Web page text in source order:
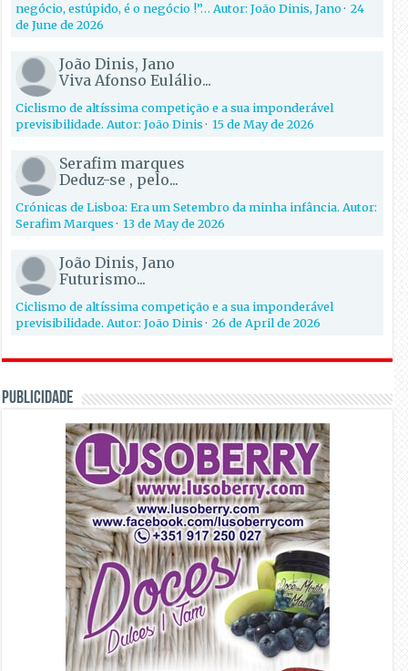
negócio, estúpido, é o negócio !”… Autor: João Dinis, Jano·24
de June de 2026
João Dinis, Jano
Viva Afonso Eulálio...
Ciclismo de altíssima competição e a sua imponderável
previsibilidade. Autor: João Dinis·15 de May de 2026
Serafim marques
Deduz-se , pelo...
Crónicas de Lisboa: Era um Setembro da minha infância. Autor:
Serafim Marques·13 de May de 2026
João Dinis, Jano
Futurismo...
Ciclismo de altíssima competição e a sua imponderável
previsibilidade. Autor: João Dinis·26 de April de 2026
PUBLICIDADE